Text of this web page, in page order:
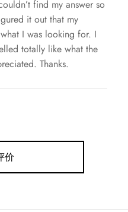
find my answer so
it out that my
I was looking for. I
totally like what the
Thanks.
价